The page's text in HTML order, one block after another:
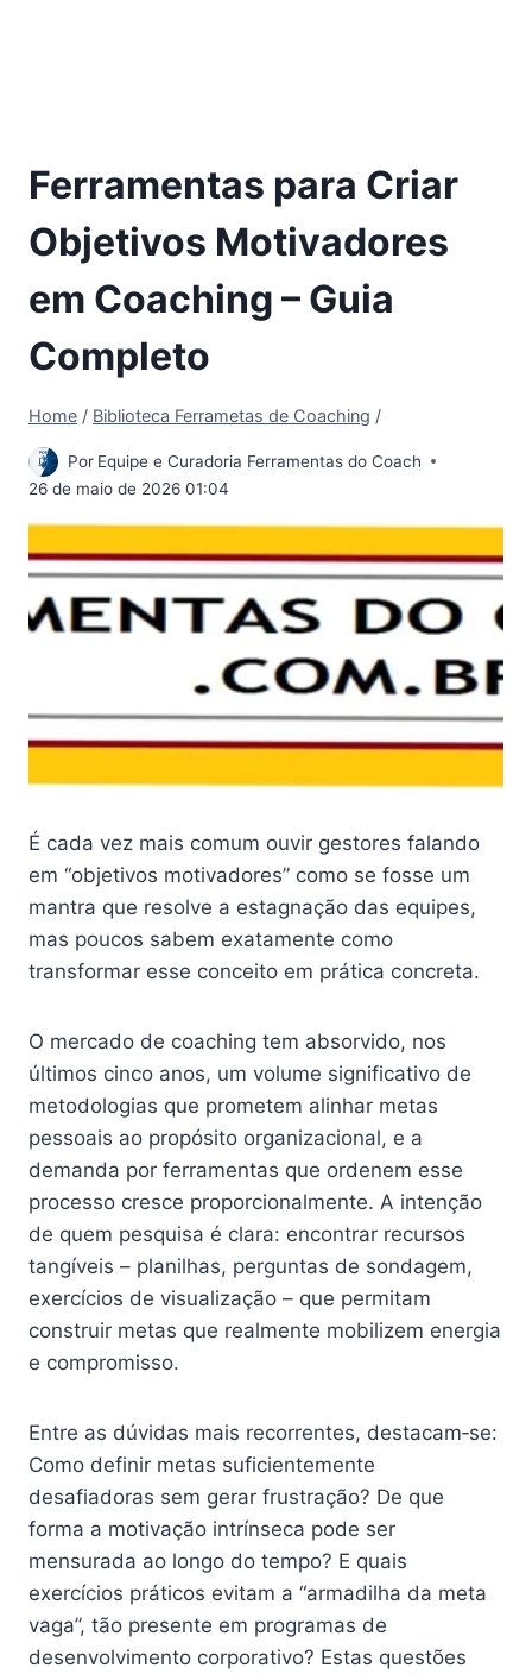
Ferramentas para Criar
Objetivos Motivadores
em Coaching – Guia
Completo
Home / Biblioteca Ferrametas de Coaching /
Por Equipe e Curadoria Ferramentas do Coach
26 de maio de 2026 01:04
É cada vez mais comum ouvir gestores falando
em “objetivos motivadores” como se fosse um
mantra que resolve a estagnação das equipes,
mas poucos sabem exatamente como
transformar esse conceito em prática concreta.
O mercado de coaching tem absorvido, nos
últimos cinco anos, um volume significativo de
metodologias que prometem alinhar metas
pessoais ao propósito organizacional, e a
demanda por ferramentas que ordenem esse
processo cresce proporcionalmente. A intenção
de quem pesquisa é clara: encontrar recursos
tangíveis – planilhas, perguntas de sondagem,
exercícios de visualização – que permitam
construir metas que realmente mobilizem energia
e compromisso.
Entre as dúvidas mais recorrentes, destacam‑se:
Como definir metas suficientemente
desafiadoras sem gerar frustração? De que
forma a motivação intrínseca pode ser
mensurada ao longo do tempo? E quais
exercícios práticos evitam a “armadilha da meta
vaga”, tão presente em programas de
desenvolvimento corporativo? Estas questões